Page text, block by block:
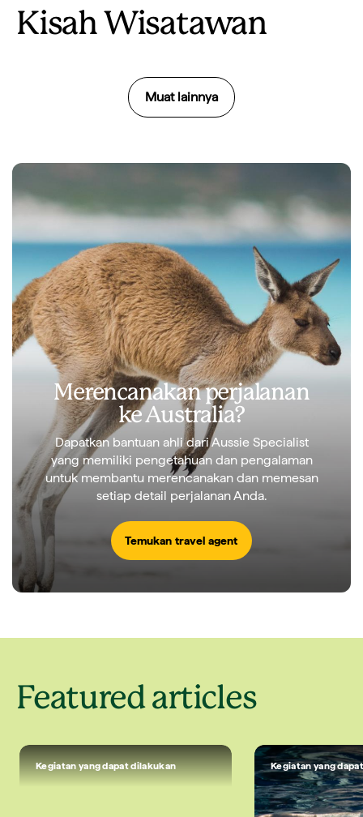
Kisah Wisatawan
Muat lainnya
Merencanakan perjalanan
ke Australia?
Dapatkan bantuan ahli dari Aussie Specialist
yang memiliki pengetahuan dan pengalaman
untuk membantu merencanakan dan memesan
setiap detail perjalanan Anda.
Temukan travel agent
Featured articles
Kegiatan yang dapat dilakukan Kegiatan yang